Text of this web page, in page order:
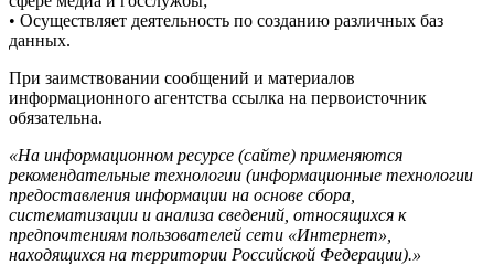
• Осуществляет деятельность по созданию различных баз
данных.
При заимствовании сообщений и материалов
информационного агентства ссылка на первоисточник
обязательна.
«На информационном ресурсе (сайте) применяются
рекомендательные технологии (информационные технологии
предоставления информации на основе сбора,
систематизации и анализа сведений, относящихся к
предпочтениям пользователей сети «Интернет»,
находящихся на территории Российской Федерации).»